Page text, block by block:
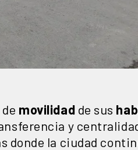
movilidad de sus
y
donde la ciudad